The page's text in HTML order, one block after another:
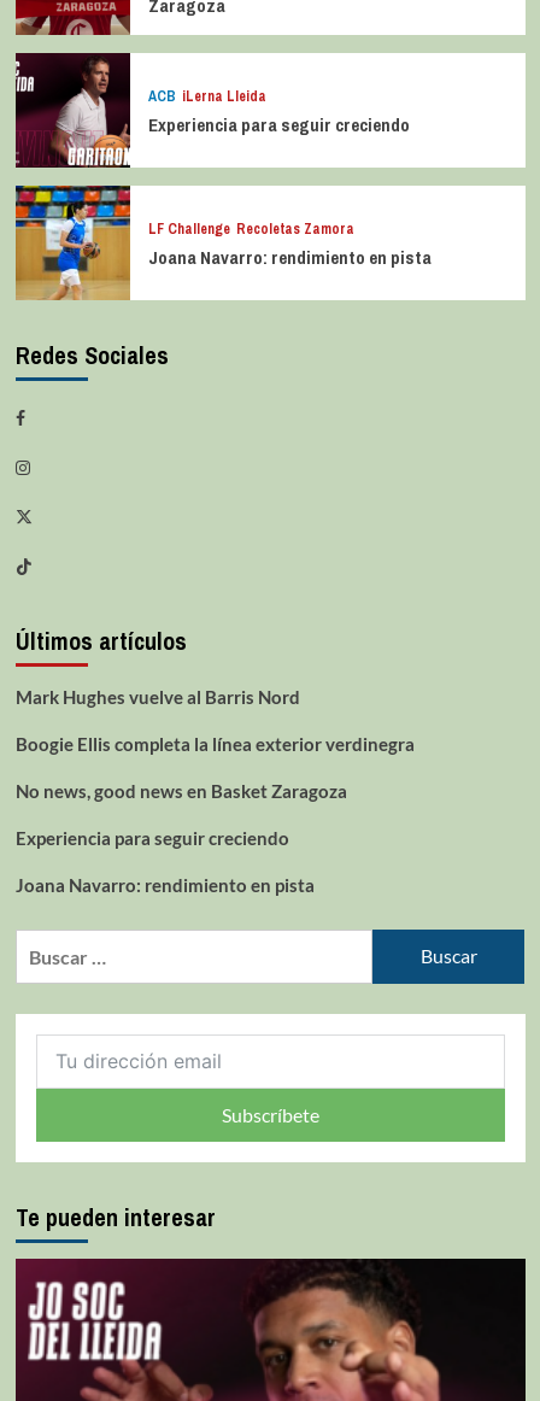
Zaragoza
ACB iLerna Lleida
Experiencia para seguir creciendo
LF Challenge Recoletas Zamora
Joana Navarro: rendimiento en pista
Redes Sociales
Últimos artículos
Mark Hughes vuelve al Barris Nord
Boogie Ellis completa la línea exterior verdinegra
No news, good news en Basket Zaragoza
Experiencia para seguir creciendo
Joana Navarro: rendimiento en pista
Subscríbete
Te pueden interesar